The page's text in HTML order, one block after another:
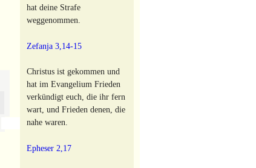
›
hat deine Strafe
weggenommen.
Zefanja 3,14-15
Christus ist gekommen und
hat im Evangelium Frieden
verkündigt euch, die ihr fern
wart, und Frieden denen, die
nahe waren.
Epheser 2,17